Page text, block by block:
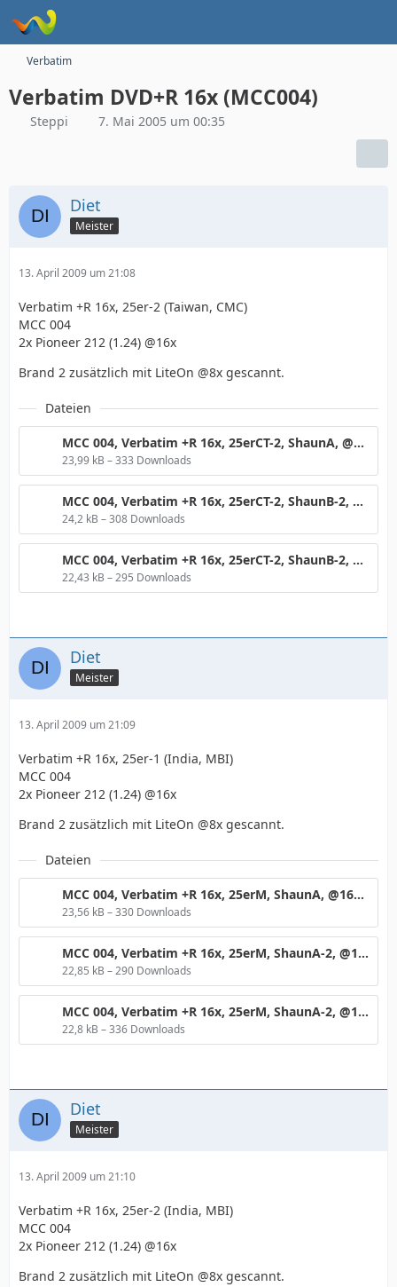
Verbatim
Verbatim DVD+R 16x (MCC004)
Steppi 7. Mai 2005 um 00:35
Diet
Meister
13. April 2009 um 21:08
Verbatim +R 16x, 25er-2 (Taiwan, CMC)
MCC 004
2x Pioneer 212 (1.24) @16x
Brand 2 zusätzlich mit LiteOn @8x gescannt.
Dateien
MCC 004, Verbatim +R 16x, 25erCT-2, ShaunA, @16x.png
23,99 kB – 333 Downloads
MCC 004, Verbatim +R 16x, 25erCT-2, ShaunB-2, @16x.png
24,2 kB – 308 Downloads
MCC 004, Verbatim +R 16x, 25erCT-2, ShaunB-2, @16x, RLO8.png
22,43 kB – 295 Downloads
Diet
Meister
13. April 2009 um 21:09
Verbatim +R 16x, 25er-1 (India, MBI)
MCC 004
2x Pioneer 212 (1.24) @16x
Brand 2 zusätzlich mit LiteOn @8x gescannt.
Dateien
MCC 004, Verbatim +R 16x, 25erM, ShaunA, @16x.png
23,56 kB – 330 Downloads
MCC 004, Verbatim +R 16x, 25erM, ShaunA-2, @16x.png
22,85 kB – 290 Downloads
MCC 004, Verbatim +R 16x, 25erM, ShaunA-2, @16x, RLO8.png
22,8 kB – 336 Downloads
Diet
Meister
13. April 2009 um 21:10
Verbatim +R 16x, 25er-2 (India, MBI)
MCC 004
2x Pioneer 212 (1.24) @16x
Brand 2 zusätzlich mit LiteOn @8x gescannt.